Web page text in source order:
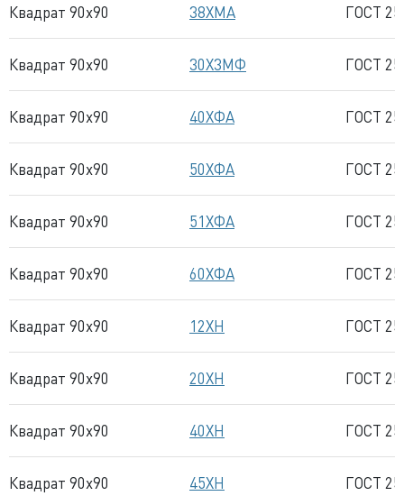
Квадрат 90x90 38ХМА ГОСТ
Квадрат 90x90 30Х3МФ ГОСТ
Квадрат 90x90 40ХФА ГОСТ
Квадрат 90x90 50ХФА ГОСТ
Квадрат 90x90 51ХФА ГОСТ
Квадрат 90x90 60ХФА ГОСТ
Квадрат 90x90 12ХН ГОСТ
Квадрат 90x90 20ХН ГОСТ
Квадрат 90x90 40ХН ГОСТ
Квадрат 90x90 45ХН ГОСТ